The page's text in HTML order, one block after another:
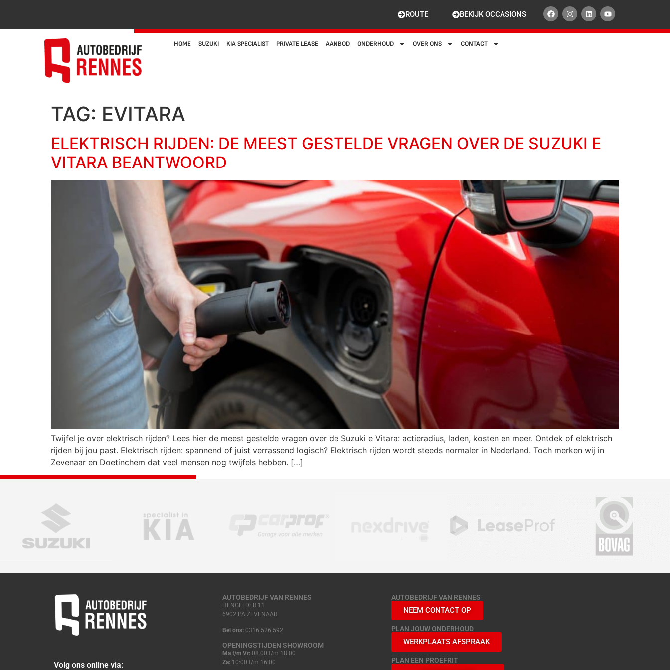
ROUTE BEKIJK OCCASIONS
HOME SUZUKI KIA SPECIALIST PRIVATE LEASE AANBOD ONDERHOUD OVER ONS CONTACT
TAG: EVITARA
ELEKTRISCH RIJDEN: DE MEEST GESTELDE VRAGEN OVER DE SUZUKI E
VITARA BEANTWOORD
Twijfel je over elektrisch rijden? Lees hier de meest gestelde vragen over de Suzuki e Vitara: actieradius, laden, kosten en meer. Ontdek of elektrisch
rijden bij jou past. Elektrisch rijden: spannend of juist verrassend logisch? Elektrisch rijden wordt steeds normaler in Nederland. Toch merken wij in
Zevenaar en Doetinchem dat veel mensen nog twijfels hebben. […]
Volg ons online via:
AUTOBEDRIJF VAN RENNES
HENGELDER 11
6902 PA ZEVENAAR
Bel ons: 0316 526 592
OPENINGSTIJDEN SHOWROOM
Ma t/m Vr: 08.00 t/m 18.00
Za: 10:00 t/m 16:00
AUTOBEDRIJF VAN RENNES
NEEM CONTACT OP
PLAN JOUW ONDERHOUD
WERKPLAATS AFSPRAAK
PLAN EEN PROEFRIT